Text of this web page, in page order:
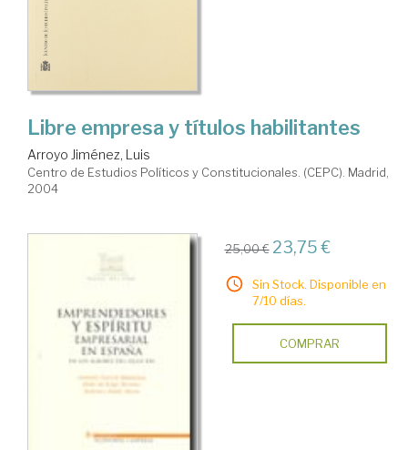
Libre empresa y títulos habilitantes
Arroyo Jiménez, Luis
Centro de Estudios Políticos y Constitucionales. (CEPC). Madrid,
2004
25,00 € 23,75 €
Sin Stock. Disponible en
7/10 días.
COMPRAR